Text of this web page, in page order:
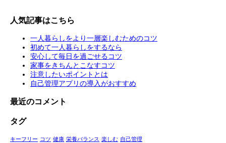
人気記事はこちら
一人暮らしをより一層楽しむためのコツ
初めて一人暮らしをするなら
安心して毎日を過ごせるコツ
家事をきちんとこなすコツ
注意したいポイントとは
自己管理アプリの導入がおすすめ
最近のコメント
タグ
キーフリー コツ 健康 栄養バランス 楽しむ 自己管理